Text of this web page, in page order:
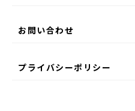
お問い合わせ
プライバシーポリシー